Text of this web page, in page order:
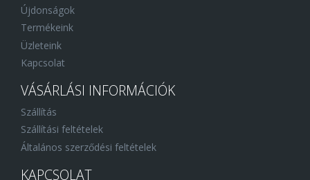
Újdonságok
Termékeink
Üzleteink
Kapcsolat
VÁSÁRLÁSI INFORMÁCIÓK
Szállítás
Szállítási feltételek
Általános szerződési feltételek
KAPCSOLAT